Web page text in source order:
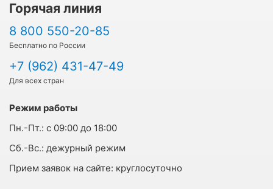
Горячая линия
8 800 550-20-85
Бесплатно по России
+7 (962) 431-47-49
Для всех стран
Режим работы
Пн.-Пт.: с 09:00 до 18:00
Cб.-Вс.: дежурный режим
Прием заявок на сайте: круглосуточно